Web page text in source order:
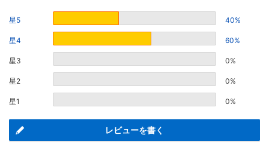
星5 40%
星4 60%
星3 0%
星2 0%
星1 0%
レビューを書く